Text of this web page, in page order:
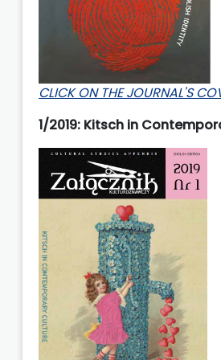
CLICK ON THE JOURNAL'S
1/2019: Kitsch in